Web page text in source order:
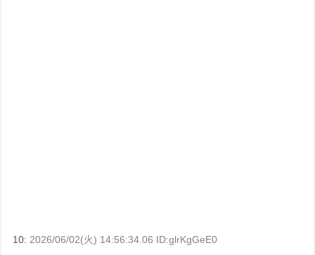
10: 2026/06/02(火) 14:56:34.06 ID:glrKgGeE0